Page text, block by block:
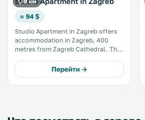
≈ 94 $
Studio Apartment in Zagreb offers
accommodation in Zagreb, 400
metres from Zagreb Cathedral. The
Jelacic Square in Zagreb. The unit is
equipped with a kitchenette. A TV
and DVD player are featured.
Перейти →